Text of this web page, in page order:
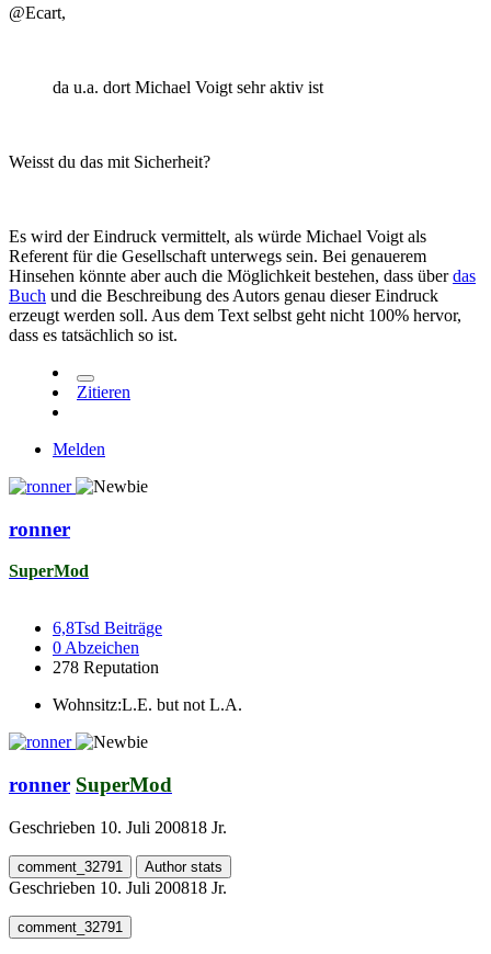
@Ecart,
da u.a. dort Michael Voigt sehr aktiv ist
Weisst du das mit Sicherheit?
Es wird der Eindruck vermittelt, als würde Michael Voigt als
Referent für die Gesellschaft unterwegs sein. Bei genauerem
Hinsehen könnte aber auch die Möglichkeit bestehen, dass überdas
Buch und die Beschreibung des Autors genau dieser Eindruck
erzeugt werden soll. Aus dem Text selbst geht nicht 100% hervor,
dass es tatsächlich so ist.
Zitieren
Melden
ronner
SuperMod
6,8Tsd Beiträge
0 Abzeichen
278 Reputation
Wohnsitz:L.E. but not L.A.
ronner SuperMod
Geschrieben 10. Juli 200818 Jr.
comment_32791 Author stats
Geschrieben 10. Juli 200818 Jr.
comment_32791